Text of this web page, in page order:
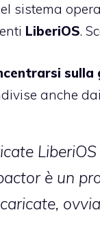
sistema
LiberiOS.
anche
è un